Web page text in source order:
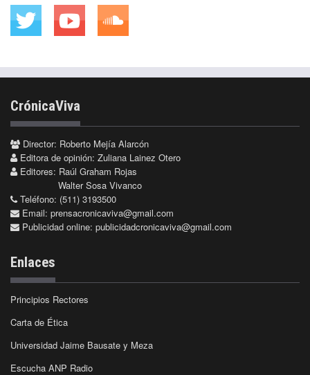
CrónicaViva
Director: Roberto Mejía Alarcón
Editora de opinión: Zuliana Lainez Otero
Editores: Raúl Graham Rojas
Walter Sosa Vivanco
Teléfono: (511) 3193500
Email: prensacronicaviva@gmail.com
Publicidad online: publicidadcronicaviva@gmail.com
Enlaces
Principios Rectores
Carta de Ética
Universidad Jaime Bausate y Meza
Escucha ANP Radio